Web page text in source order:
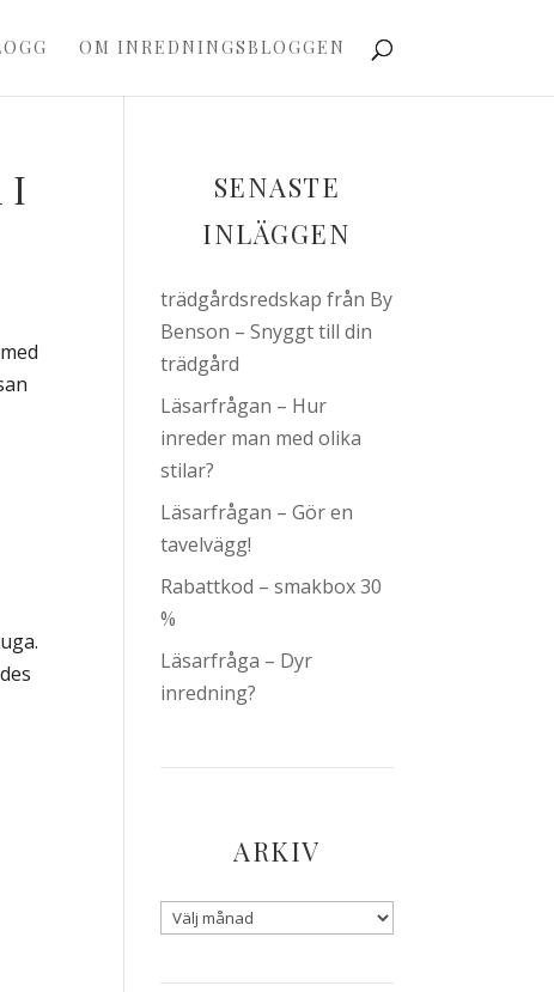
OM INREDNINGSBLOGGEN
I
SENASTE
INLÄGGEN
trädgårdsredskap från By
Benson – Snyggt till din
trädgård
Läsarfrågan – Hur
inreder man med olika
stilar?
Läsarfrågan – Gör en
tavelvägg!
Rabattkod – smakbox 30
%
Läsarfråga – Dyr
inredning?
ARKIV